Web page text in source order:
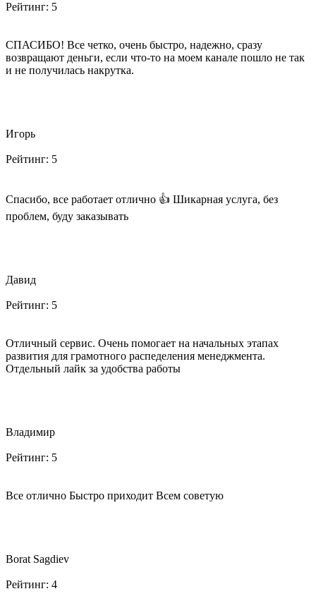
Рейтинг: 5
СПАСИБО! Все четко, очень быстро, надежно, сразу
возвращают деньги, если что-то на моем канале пошло не так
и не получилась накрутка.
Игорь
Рейтинг: 5
Спасибо, все работает отлично 👍 Шикарная услуга, без
проблем, буду заказывать
Давид
Рейтинг: 5
Отличный сервис. Очень помогает на начальных этапах
развития для грамотного распеделения менеджмента.
Отдельный лайк за удобства работы
Владимир
Рейтинг: 5
Все отлично Быстро приходит Всем советую
Borat Sagdiev
Рейтинг: 4